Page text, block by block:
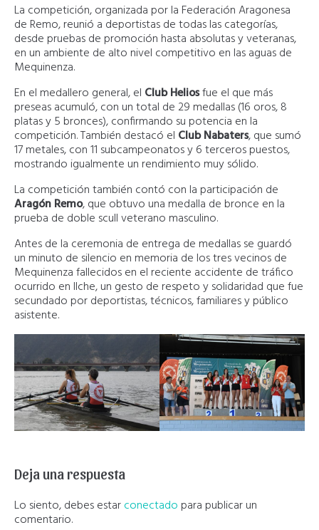
La competición, organizada por la Federación Aragonesa
de Remo, reunió a deportistas de todas las categorías,
desde pruebas de promoción hasta absolutas y veteranas,
en un ambiente de alto nivel competitivo en las aguas de
Mequinenza.
En el medallero general, el Club Heliosfue el que más
preseas acumuló, con un total de 29 medallas (16 oros, 8
platas y 5 bronces), confirmando su potencia en la
competición. También destacó el Club Nabaters, que sumó
17 metales, con 11 subcampeonatos y 6 terceros puestos,
mostrando igualmente un rendimiento muy sólido.
La competición también contó con la participación de
Aragón Remo, que obtuvo una medalla de bronce en la
prueba de doble scull veterano masculino.
Antes de la ceremonia de entrega de medallas se guardó
un minuto de silencio en memoria de los tres vecinos de
Mequinenza fallecidos en el reciente accidente de tráfico
ocurrido en Ilche, un gesto de respeto y solidaridad que fue
secundado por deportistas, técnicos, familiares y público
asistente.
Deja una respuesta
Lo siento, debes estarconectado para publicar un
comentario.